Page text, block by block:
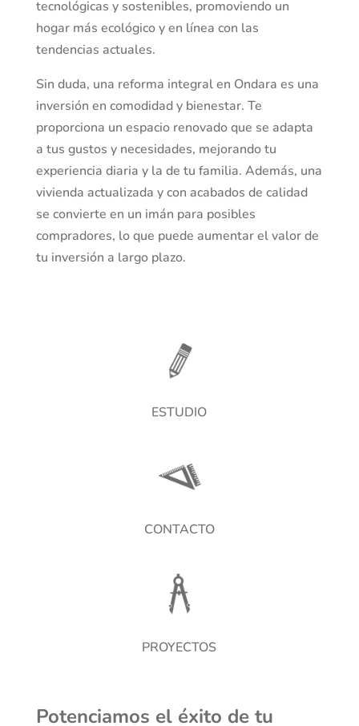
tecnológicas y sostenibles, promoviendo un
hogar más ecológico y en línea con las
tendencias actuales.
Sin duda, una reforma integral en Ondara es una
inversión en comodidad y bienestar. Te
proporciona un espacio renovado que se adapta
a tus gustos y necesidades, mejorando tu
experiencia diaria y la de tu familia. Además, una
vivienda actualizada y con acabados de calidad
se convierte en un imán para posibles
compradores, lo que puede aumentar el valor de
tu inversión a largo plazo.
ESTUDIO
CONTACTO
PROYECTOS
Potenciamos el éxito de tu